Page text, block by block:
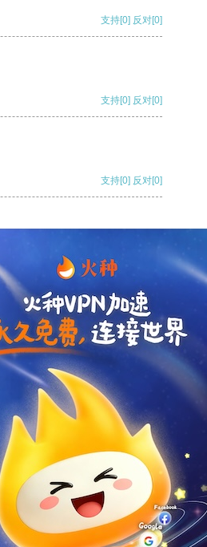
支持[0] 反对[0]
支持[0] 反对[0]
支持[0] 反对[0]
支持
支持[0] 反对[0]
支持[0] 反对[0]
旋风加速器